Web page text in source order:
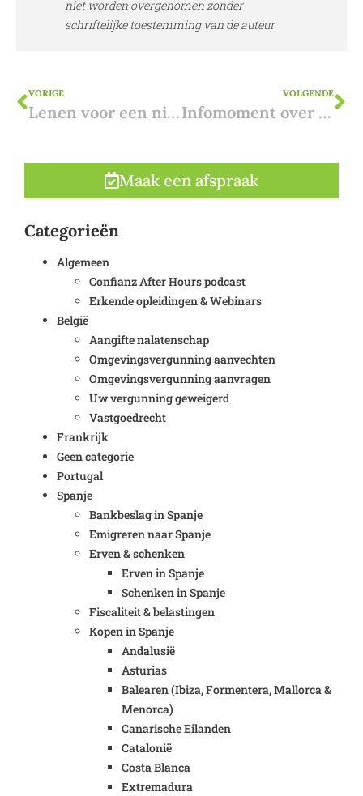
niet worden overgenomen zonder
schriftelijke toestemming van de auteur.
VORIGE
Lenen voor een nieuwbouw in Spanje blijkt moeilijk
VOLGENDE
Infomoment over kopen in Spanje
Maak een afspraak
Categorieën
Algemeen
Confianz After Hours podcast
Erkende opleidingen & Webinars
België
Aangifte nalatenschap
Omgevingsvergunning aanvechten
Omgevingsvergunning aanvragen
Uw vergunning geweigerd
Vastgoedrecht
Frankrijk
Geen categorie
Portugal
Spanje
Bankbeslag in Spanje
Emigreren naar Spanje
Erven & schenken
Erven in Spanje
Schenken in Spanje
Fiscaliteit & belastingen
Kopen in Spanje
Andalusië
Asturias
Balearen (Ibiza, Formentera, Mallorca &
Menorca)
Canarische Eilanden
Catalonië
Costa Blanca
Extremadura